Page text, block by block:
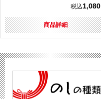
税込1,080
商品詳細